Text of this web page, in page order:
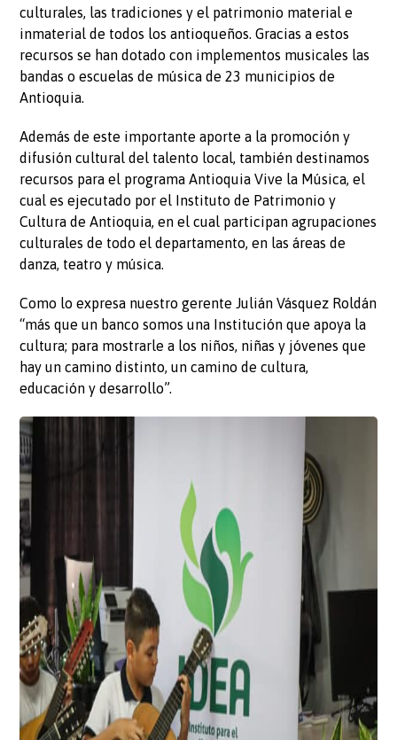
culturales, las tradiciones y el patrimonio material e
inmaterial de todos los antioqueños. Gracias a estos
recursos se han dotado con implementos musicales las
bandas o escuelas de música de 23 municipios de
Antioquia.
Además de este importante aporte a la promoción y
difusión cultural del talento local, también destinamos
recursos para el programa Antioquia Vive la Música, el
cual es ejecutado por el Instituto de Patrimonio y
Cultura de Antioquia, en el cual participan agrupaciones
culturales de todo el departamento, en las áreas de
danza, teatro y música.
Como lo expresa nuestro gerente Julián Vásquez Roldán
“más que un banco somos una Institución que apoya la
cultura; para mostrarle a los niños, niñas y jóvenes que
hay un camino distinto, un camino de cultura,
educación y desarrollo”.